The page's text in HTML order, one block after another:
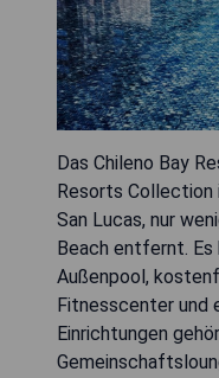
Das Chileno Bay
Resorts Collection
San Lucas, nur
Beach entfernt.
Außenpool,
Fitnesscenter und
Einrichtungen